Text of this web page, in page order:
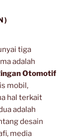
tiga
adalah
Otomotif
mobil,
hal terkait
adalah
desain
media